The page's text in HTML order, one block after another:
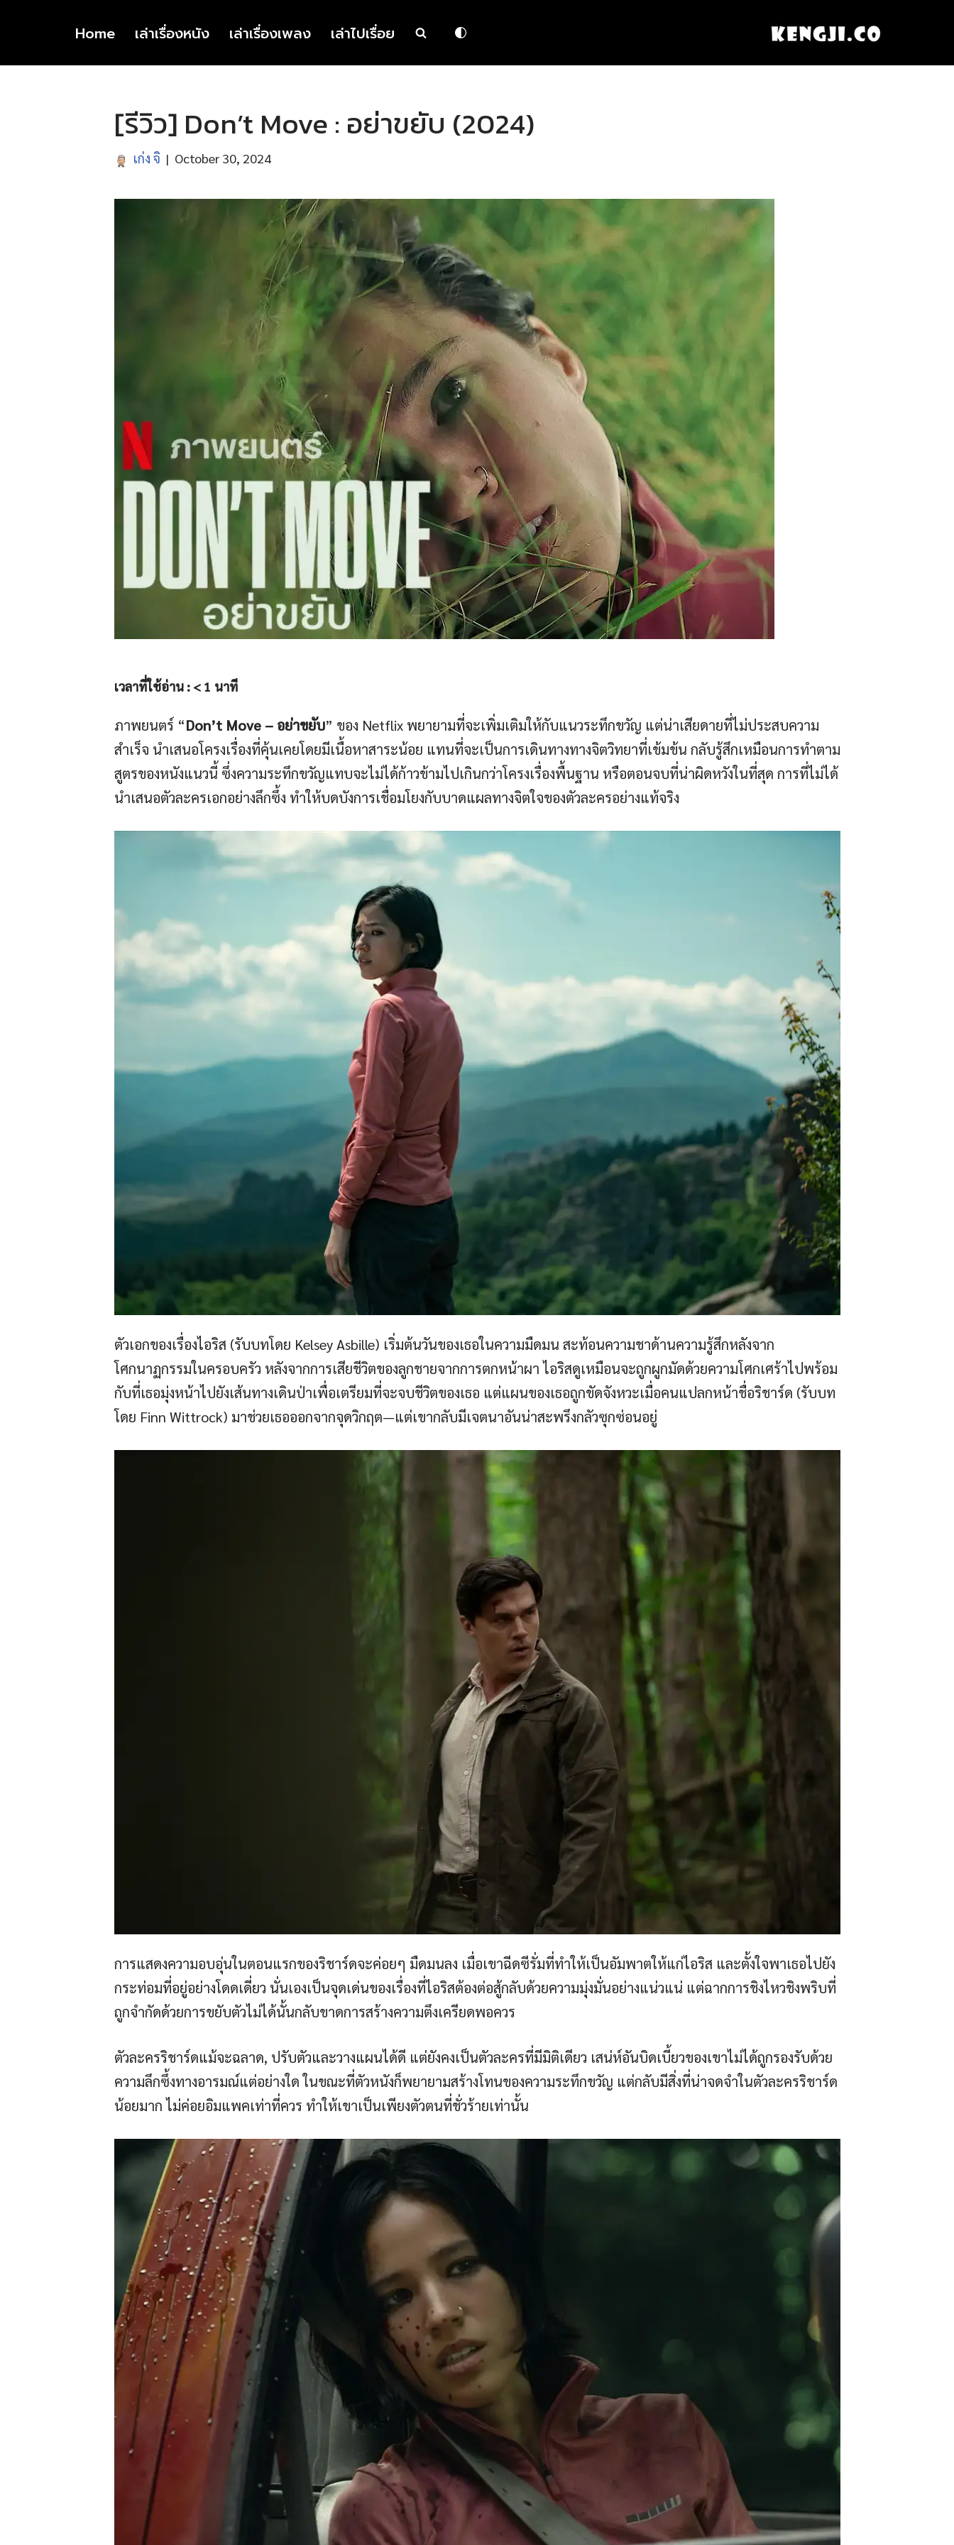
to
Home เล่าเรื่องหนัง เล่าเรื่องเพลง เล่าไปเรื่อย
[รีวิว] Don’t Move : อย่าขยับ (2024)
เก่ง จิ October 30, 2024
เวลาที่ใช้อ่าน : < 1 นาที
ภาพยนตร์ “Don’t Move – อย่าขยับ” ของ Netflix พยายามที่จะเพิ่มเติมให้กับแนวระทึกขวัญ แต่น่าเสียดายที่ไม่ประสบความ
สำเร็จ นำเสนอโครงเรื่องที่คุ้นเคยโดยมีเนื้อหาสาระน้อย แทนที่จะเป็นการเดินทางทางจิตวิทยาที่เข้มข้น กลับรู้สึกเหมือนการทำตาม
สูตรของหนังแนวนี้ ซึ่งความระทึกขวัญแทบจะไม่ได้ก้าวข้ามไปเกินกว่าโครงเรื่องพื้นฐาน หรือตอนจบที่น่าผิดหวังในที่สุด การที่ไม่ได้
นำเสนอตัวละครเอกอย่างลึกซึ้ง ทำให้บดบังการเชื่อมโยงกับบาดแผลทางจิตใจของตัวละครอย่างแท้จริง
ตัวเอกของเรื่องไอริส (รับบทโดย Kelsey Asbille) เริ่มต้นวันของเธอในความมืดมน สะท้อนความชาด้านความรู้สึกหลังจาก
โศกนาฏกรรมในครอบครัว หลังจากการเสียชีวิตของลูกชายจากการตกหน้าผา ไอริสดูเหมือนจะถูกผูกมัดด้วยความโศกเศร้าไปพร้อม
กับที่เธอมุ่งหน้าไปยังเส้นทางเดินป่าเพื่อเตรียมที่จะจบชีวิตของเธอ แต่แผนของเธอถูกขัดจังหวะเมื่อคนแปลกหน้าชื่อริชาร์ด (รับบท
โดย Finn Wittrock) มาช่วยเธอออกจากจุดวิกฤต—แต่เขากลับมีเจตนาอันน่าสะพรึงกลัวซุกซ่อนอยู่
การแสดงความอบอุ่นในตอนแรกของริชาร์ดจะค่อยๆ มืดมนลง เมื่อเขาฉีดซีรั่มที่ทำให้เป็นอัมพาตให้แก่ไอริส และตั้งใจพาเธอไปยัง
กระท่อมที่อยู่อย่างโดดเดี่ยว นั่นเองเป็นจุดเด่นของเรื่องที่ไอริสต้องต่อสู้กลับด้วยความมุ่งมั่นอย่างแน่วแน่ แต่ฉากการชิงไหวชิงพริบที่
ถูกจำกัดด้วยการขยับตัวไม่ได้นั้นกลับขาดการสร้างความตึงเครียดพอควร
ตัวละครริชาร์ดแม้จะฉลาด, ปรับตัวและวางแผนได้ดี แต่ยังคงเป็นตัวละครที่มีมิติเดียว เสน่ห์อันบิดเบี้ยวของเขาไม่ได้ถูกรองรับด้วย
ความลึกซึ้งทางอารมณ์แต่อย่างใด ในขณะที่ตัวหนังก็พยายามสร้างโทนของความระทึกขวัญ แต่กลับมีสิ่งที่น่าจดจำในตัวละครริชาร์ด
น้อยมาก ไม่ค่อยอิมแพคเท่าที่ควร ทำให้เขาเป็นเพียงตัวตนที่ชั่วร้ายเท่านั้น